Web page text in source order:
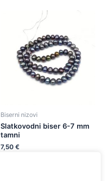
Biserni nizovi
Slatkovodni biser 6-7 mm
tamni
7,50€